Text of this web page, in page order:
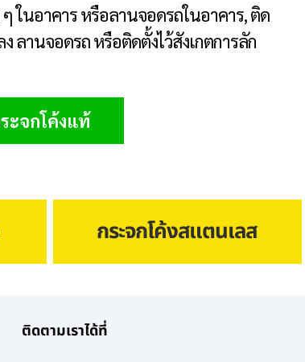
ในอาคาร หรือลานจอดรถในอาคาร, ติด
ลานจอดรถ หรือติดตั้งไว้สังเกตการลัก
ะจกโค้งแท้
กระจกโค้งสแตนเลส
ติดตามเราได้ที่